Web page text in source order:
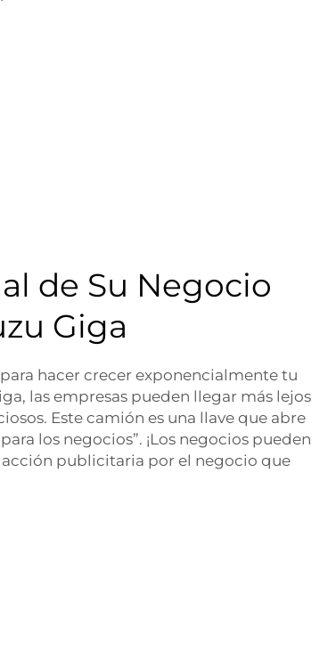
de Su Negocio
Giga
hacer crecer exponencialmente tu
las empresas pueden llegar más lejos
Este camión es una llave que abre
los negocios”. ¡Los negocios pueden
publicitaria por el negocio que